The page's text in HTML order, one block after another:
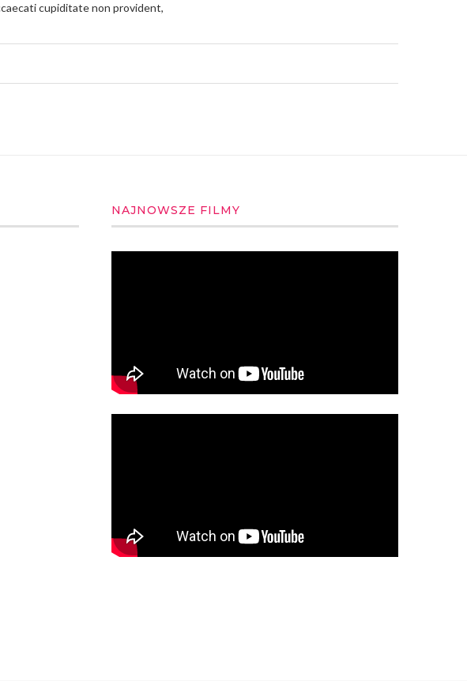
cupiditate non provident,
NAJNOWSZE FILMY